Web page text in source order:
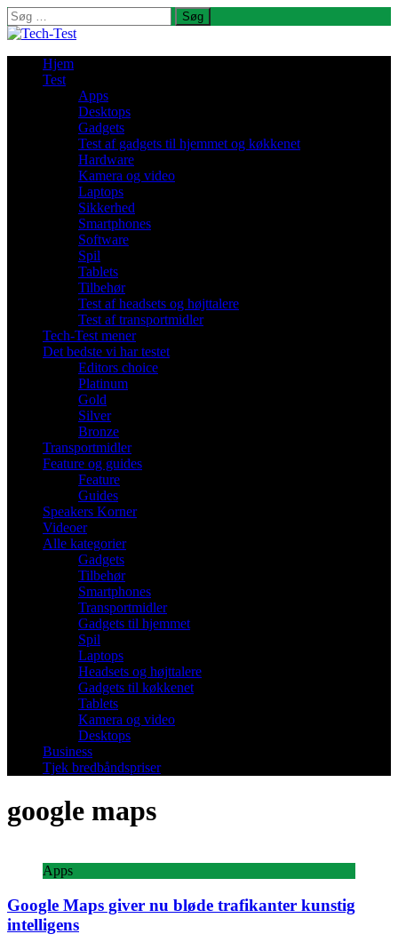
Søg
efter:
Hjem
Test
Apps
Desktops
Gadgets
Test af gadgets til hjemmet og køkkenet
Hardware
Kamera og video
Laptops
Sikkerhed
Smartphones
Software
Spil
Tablets
Tilbehør
Test af headsets og højttalere
Test af transportmidler
Tech-Test mener
Det bedste vi har testet
Editors choice
Platinum
Gold
Silver
Bronze
Transportmidler
Feature og guides
Feature
Guides
Speakers Korner
Videoer
Alle kategorier
Gadgets
Tilbehør
Smartphones
Transportmidler
Gadgets til hjemmet
Spil
Laptops
Headsets og højttalere
Gadgets til køkkenet
Tablets
Kamera og video
Desktops
Business
Tjek bredbåndspriser
google maps
Apps
Google Maps giver nu bløde trafikanter kunstig
intelligens